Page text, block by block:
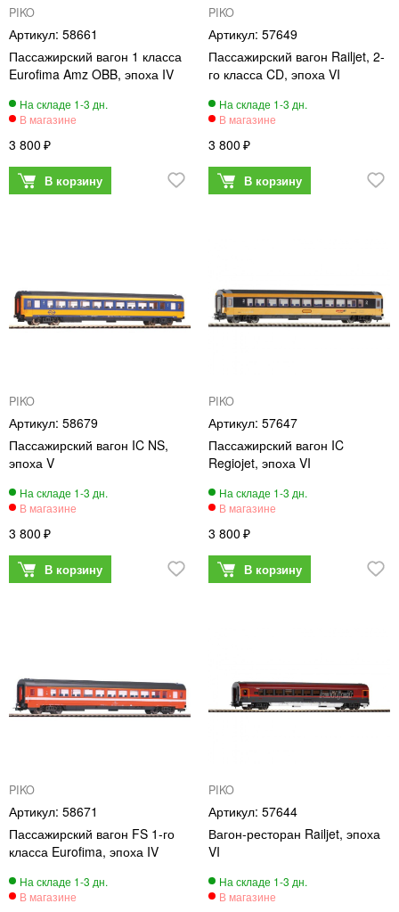
PIKO
58661
Пассажирский вагон 1 класса
Eurofima Amz OBB, эпоха IV
3 800
PIKO
57649
Пассажирский вагон Railjet, 2-
го класса CD, эпоха VI
3 800
PIKO
58679
Пассажирский вагон IC NS,
эпоха V
3 800
PIKO
57647
Пассажирский вагон IC
Regiojet, эпоха VI
3 800
PIKO
58671
Пассажирский вагон FS 1-го
класса Eurofima, эпоха IV
PIKO
57644
Вагон-ресторан Railjet, эпоха
VI